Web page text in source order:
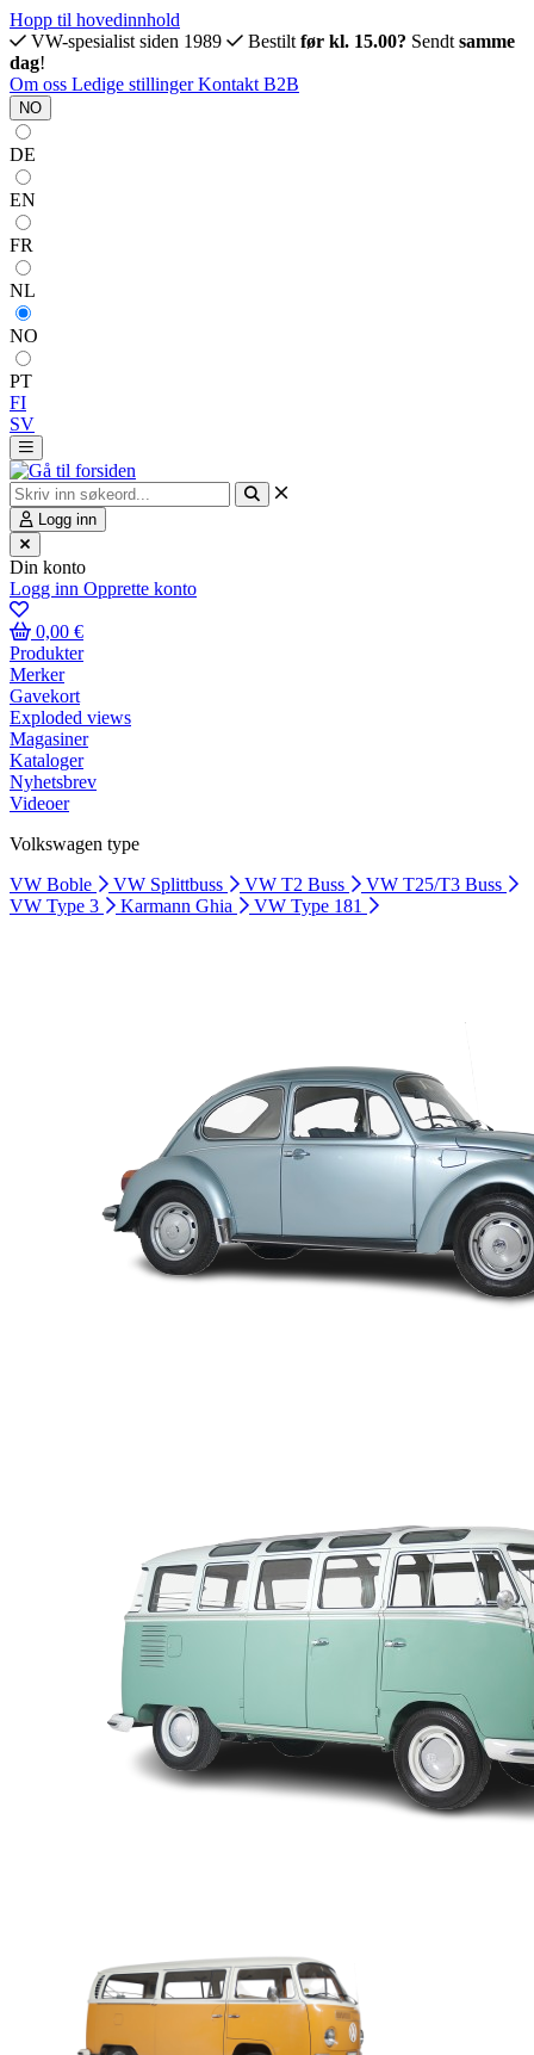
Hopp til hovedinnhold
VW-spesialist siden 1989
Bestilt før kl. 15.00? Sendt samme
dag!
Om oss Ledige stillingerKontakt B2B
NO
DE
EN
FR
NL
NO
PT
FI
SV
Logg inn
Din konto
Logg inn Opprette konto
0,00 €
Produkter
Merker
Gavekort
Exploded views
Magasiner
Kataloger
Nyhetsbrev
Videoer
Volkswagen type
VW Boble
VW Splittbuss VW T2 Buss
VW T25/T3 Buss
VW Type 3
Karmann Ghia VW Type 181